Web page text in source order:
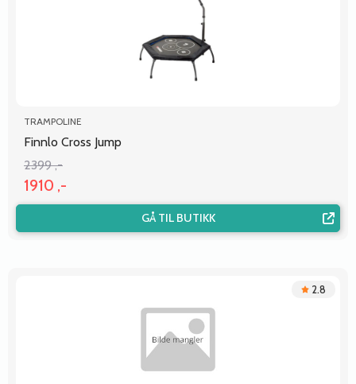
TRAMPOLINE
Finnlo Cross Jump
2399 ,-
1910 ,-
GÅ TIL BUTIKK
2.8